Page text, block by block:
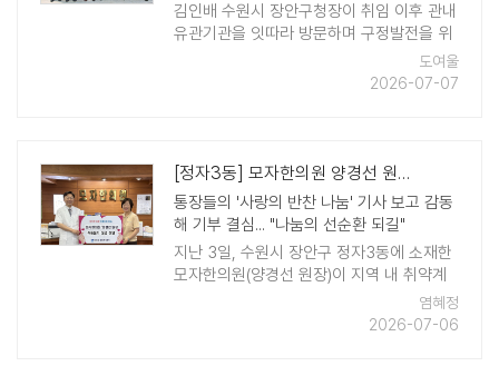
김인배 수원시 장안구청장이 취임 이후 관내
유관기관을 잇따라 방문하며 구정발전을 위
한 소통행보를 이어가고 있다. 지난 2일, 김
인배 장안구청장은 수원소방서, 수원장안경
도여울
2026-07-07
[정자3동] 모자한의원 양경선 원장, 이웃돕기 성금 50만원 쾌척
통장들의 '사랑의 반찬 나눔' 기사 보고 감동
해 기부 결심... "나눔의 선순환 되길"
지난 3일, 수원시 장안구 정자3동에 소재한
모자한의원(양경선 원장)이 지역 내 취약계
층을 위한 이웃돕기 성금 50만 원을 정자3
동 행정복지센터에 기탁하며 지역사회를 훈
염혜정
2026-07-06